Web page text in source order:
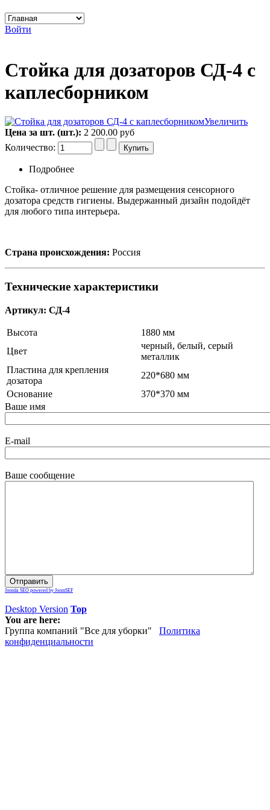
Войти
Стойка для дозаторов СД-4 с
каплесборником
Увеличить
Цена за шт. (шт.): 2 200.00 руб
Количество:
Подробнее
Стойка- отличное решение для размещения сенсорного
дозатора средств гигиены. Выдержанный дизайн подойдёт
для любого типа интерьера.
Страна происхождения: Россия
Технические характеристики
Артикул: СД-4
Высота
1880 мм
Цвет
черный, белый, серый
металлик
Пластина для крепления
дозатора
220*680 мм
Основание
370*370 мм
Ваше имя
E-mail
Ваше сообщение
Joomla SEO powered by JoomSEF
Desktop Version Top
You are here:
Группа компаний "Все для уборки" Политика
конфиденциальности